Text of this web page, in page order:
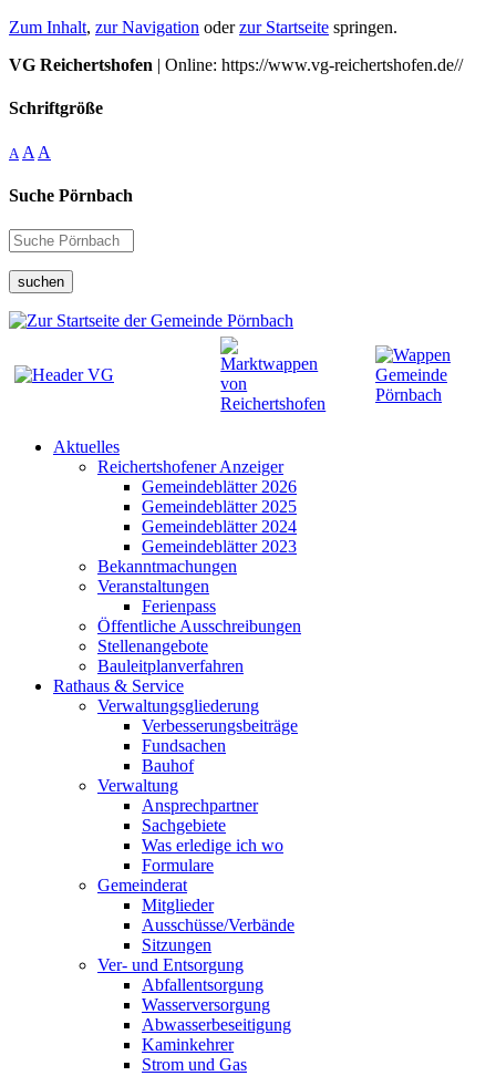
Zum Inhalt, zur Navigation oderzur Startseite springen.
VG Reichertshofen | Online: https://www.vg-reichertshofen.de//
Schriftgröße
A A A
Suche Pörnbach
suchen
Aktuelles
Reichertshofener Anzeiger
Gemeindeblätter 2026
Gemeindeblätter 2025
Gemeindeblätter 2024
Gemeindeblätter 2023
Bekanntmachungen
Veranstaltungen
Ferienpass
Öffentliche Ausschreibungen
Stellenangebote
Bauleitplanverfahren
Rathaus & Service
Verwaltungsgliederung
Verbesserungsbeiträge
Fundsachen
Bauhof
Verwaltung
Ansprechpartner
Sachgebiete
Was erledige ich wo
Formulare
Gemeinderat
Mitglieder
Ausschüsse/Verbände
Sitzungen
Ver- und Entsorgung
Abfallentsorgung
Wasserversorgung
Abwasserbeseitigung
Kaminkehrer
Strom und Gas